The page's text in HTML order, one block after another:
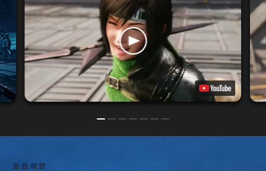
遊戲概覽